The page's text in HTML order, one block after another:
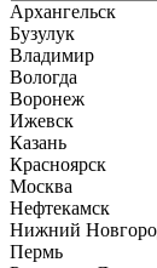
Архангельск
Бузулук
Владимир
Вологда
Воронеж
Ижевск
Казань
Красноярск
Москва
Нефтекамск
Нижний
Пермь